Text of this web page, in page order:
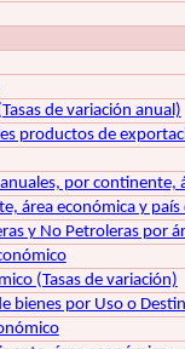
de variación anual)
productos de
por continente,
área económica y país
y No Petroleras por
(Tasas de variación)
bienes por Uso o